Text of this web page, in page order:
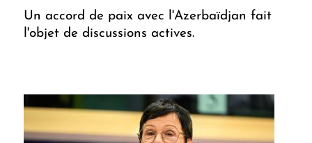
Un accord de paix avec l'Azerbaïdjan fait
l'objet de discussions actives.